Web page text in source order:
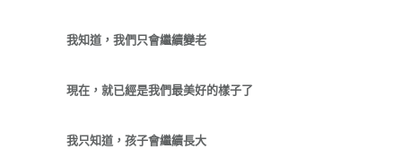
我知道，我們只會繼續變老
現在，就已經是我們最美好的樣子了
我只知道，孩子會繼續長大